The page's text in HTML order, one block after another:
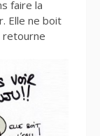
faire la
Elle ne boit
retourne